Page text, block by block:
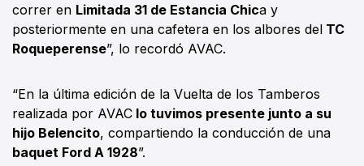
correr en Limitada 31 de Estancia Chica y
posteriormente en una cafetera en los albores del TC
Roqueperense”, lo recordó AVAC.
“En la última edición de la Vuelta de los Tamberos
realizada por AVAC lo tuvimos presente junto a su
hijo Belencito, compartiendo la conducción de una
baquet Ford A 1928”.